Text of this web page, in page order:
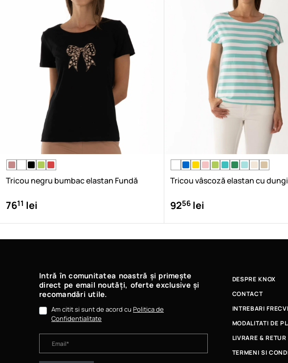
Tricou negru bumbac elastan Fundă
7611 lei
Tricou vâscoză elastan cu dungi
9256lei
Intră în comunitatea noastră și primește
direct pe email noutăți, oferte exclusive și
recomandări utile.
Am citit si sunt de acord cu Politica de
Confidentialitate
DESPRE KNOX
CONTACT
INTREBARI
MODALITATI DE
LIVRARE & RETUR
TERMENI SI